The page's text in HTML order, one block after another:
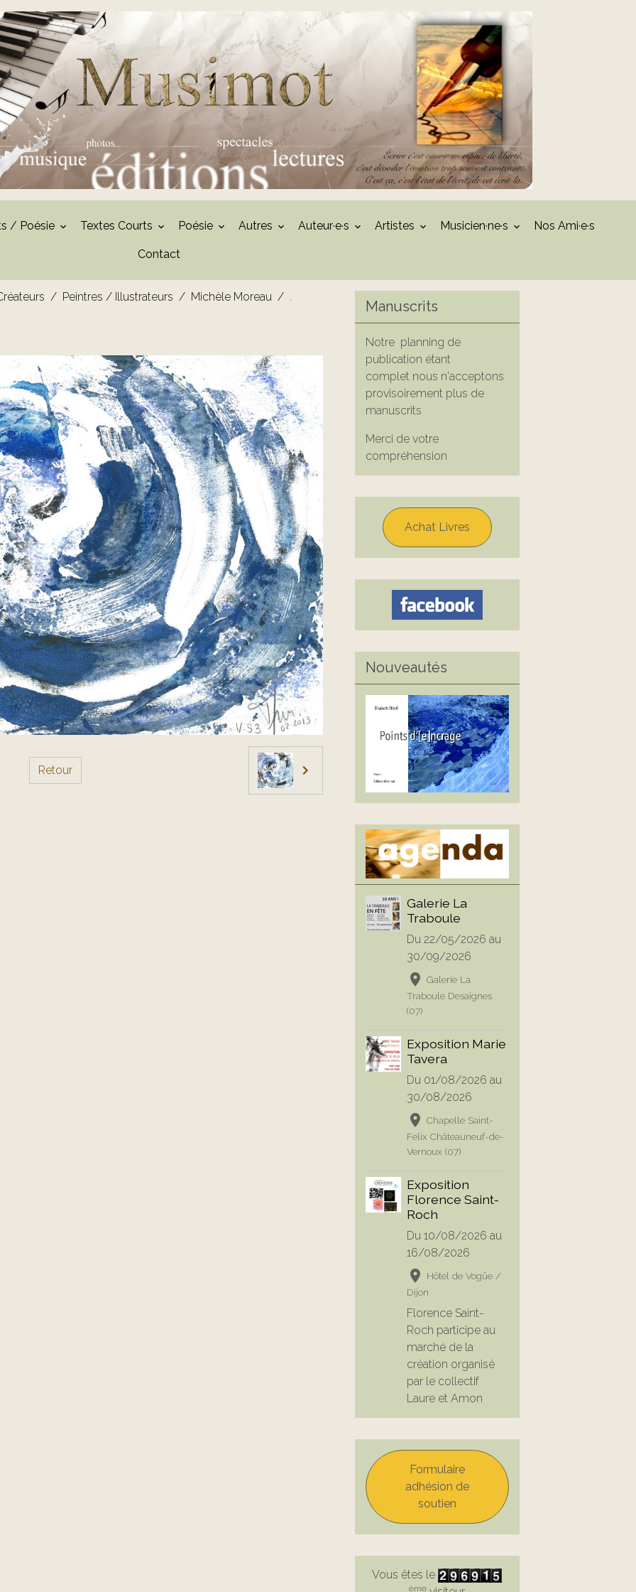
/ Poésie Textes Courts Poésie Autres Auteur·e·s Artistes Musicien·ne·s Nos Ami·e·s
Contact
Peintres / Illustrateurs Michèle Moreau .
Retour
Manuscrits
Notre planning de
publication étant
complet nous n'acceptons
provisoirement plus de
manuscrits
Merci de votre
compréhension
Achat Livres
Nouveautés
Galerie La
Traboule
Du 22/05/2026 au
30/09/2026
Galerie La
Traboule Desaignes
(07)
Exposition Marie
Tavera
Du 01/08/2026 au
30/08/2026
Chapelle Saint-
Felix Châteauneuf-de-
Vernoux (07)
Exposition
Florence Saint-
Roch
Du 10/08/2026 au
16/08/2026
Hôtel de Vogüe /
Dijon
Florence Saint-
Roch participe au
marché de la
création organisé
par le collectif
Laure et Amon
Formulaire
adhésion de
soutien
Vous êtes le
ème